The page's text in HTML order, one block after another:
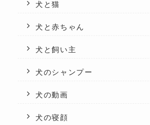
犬と猫
犬と赤ちゃん
犬と飼い主
犬のシャンプー
犬の動画
犬の寝顔